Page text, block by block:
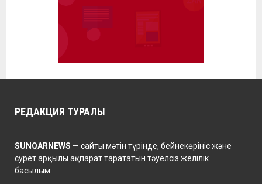
РЕДАКЦИЯ ТУРАЛЫ
SUNQARNEWS — сайты мәтін түрінде, бейнекөрініс және
сурет арқылы ақпарат тарататын тәуелсіз желілік
басылым.